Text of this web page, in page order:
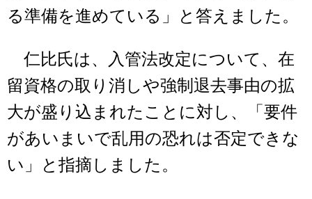
る準備を進めている」と答えました。
仁比氏は、入管法改定について、在
留資格の取り消しや強制退去事由の拡
大が盛り込まれたことに対し、「要件
があいまいで乱用の恐れは否定できな
い」と指摘しました。